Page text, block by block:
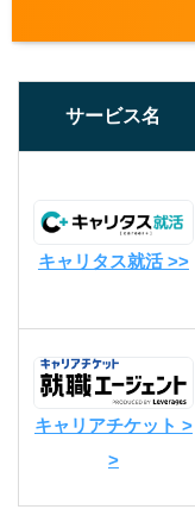
サービス名
キャリタス就活 >>
キャリアチケット >
>